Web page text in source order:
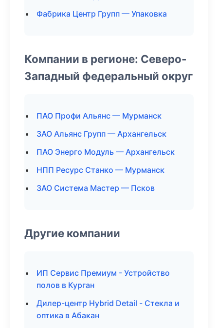
Фабрика Центр Групп — Упаковка
Компании в регионе: Северо-
Западный федеральный округ
ПАО Профи Альянс — Мурманск
ЗАО Альянс Групп — Архангельск
ПАО Энерго Модуль — Архангельск
НПП Ресурс Станко — Мурманск
ЗАО Система Мастер — Псков
Другие компании
ИП Сервис Премиум - Устройство
полов в Курган
Дилер-центр Hybrid Detail - Стекла и
оптика в Абакан